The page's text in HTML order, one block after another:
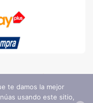
te damos la mejor
usando este sitio,